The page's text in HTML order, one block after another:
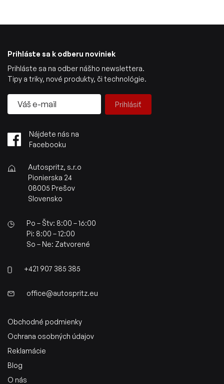
Prihláste sa k odberu noviniek
Prihláste sa na odber nášho newslettera.
Tipy a triky, nové produkty, či technológie.
Prihlásiť
Nájdete nás na
Facebooku
Autospritz, s.r.o
Pionierska 24
08005 Prešov
Slovensko
Po – Štv: 8:00 – 16:00
Pi: 8:00 – 12:00
So – Ne: Zatvorené
+421 907 385 385
office@autospritz.eu
Obchodné podmienky
Ochrana osobných údajov
Reklamácie
Blog
O nás